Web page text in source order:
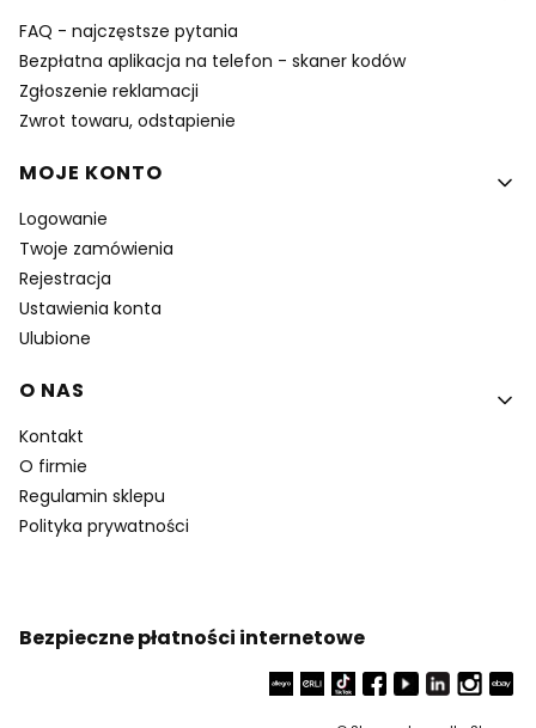
FAQ - najczęstsze pytania
Bezpłatna aplikacja na telefon - skaner kodów
Zgłoszenie reklamacji
Zwrot towaru, odstapienie
MOJE KONTO
Logowanie
Twoje zamówienia
Rejestracja
Ustawienia konta
Ulubione
O NAS
Kontakt
O firmie
Regulamin sklepu
Polityka prywatności
Bezpieczne płatności internetowe